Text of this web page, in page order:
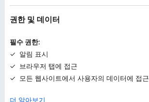
권한 및 데이터
필수 권한:
알림 표시
브라우저 탭에 접근
모든 웹사이트에서 사용자의 데이터에 접근
더 알아보기